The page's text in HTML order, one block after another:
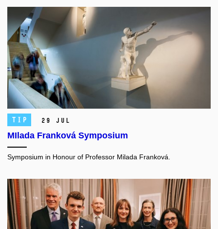
TIP 29 Jul
MIlada Franková Symposium
Symposium in Honour of Professor Milada Franková.